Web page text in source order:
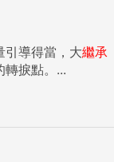
引導得當，大繼承
轉捩點。...